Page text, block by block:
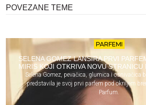
POVEZANE TEME
PARFEMI
SELENA GOMEZ LANSIRA PRVI
MIRIS KOJI OTKRIVA NOVU STRANICU
Selena Gomez, pevačica, glumica i osnivačica
predstavila je svoj prvi parfem pod okriljem
Parfum.